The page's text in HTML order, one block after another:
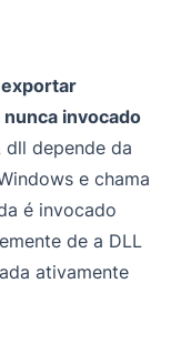
nunca invocado
dll depende da
e chama
é invocado
de a DLL
ativamente